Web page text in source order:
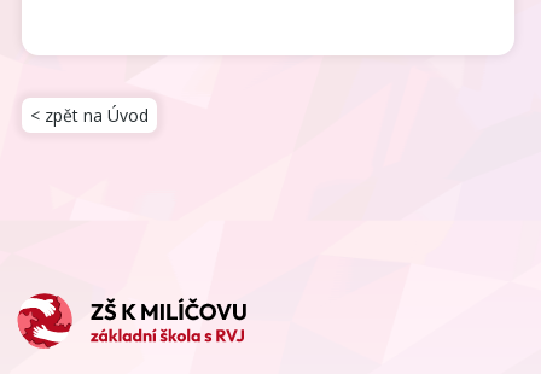
< zpět na Úvod